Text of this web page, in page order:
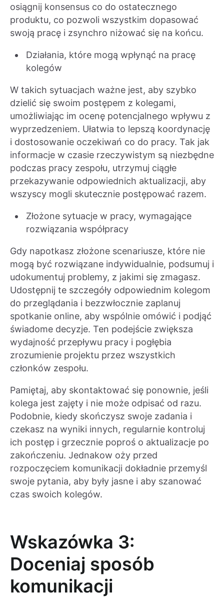
osiągnij konsensus co do ostatecznego
produktu, co pozwoli wszystkim dopasować
swoją pracę i zsynchro niżować się na końcu.
Działania, które mogą wpłynąć na pracę
kolegów
W takich sytuacjach ważne jest, aby szybko
dzielić się swoim postępem z kolegami,
umożliwiając im ocenę potencjalnego wpływu z
wyprzedzeniem. Ułatwia to lepszą koordynację
i dostosowanie oczekiwań co do pracy. Tak jak
informacje w czasie rzeczywistym są niezbędne
podczas pracy zespołu, utrzymuj ciągłe
przekazywanie odpowiednich aktualizacji, aby
wszyscy mogli skutecznie postępować razem.
Złożone sytuacje w pracy, wymagające
rozwiązania współpracy
Gdy napotkasz złożone scenariusze, które nie
mogą być rozwiązane indywidualnie, podsumuj i
udokumentuj problemy, z jakimi się zmagasz.
Udostępnij te szczegóły odpowiednim kolegom
do przeglądania i bezzwłocznie zaplanuj
spotkanie online, aby wspólnie omówić i podjąć
świadome decyzje. Ten podejście zwiększa
wydajność przepływu pracy i pogłębia
zrozumienie projektu przez wszystkich
członków zespołu.
Pamiętaj, aby skontaktować się ponownie, jeśli
kolega jest zajęty i nie może odpisać od razu.
Podobnie, kiedy skończysz swoje zadania i
czekasz na wyniki innych, regularnie kontroluj
ich postęp i grzecznie poproś o aktualizacje po
zakończeniu. Jednakow oży przed
rozpoczęciem komunikacji dokładnie przemyśl
swoje pytania, aby były jasne i aby szanować
czas swoich kolegów.
Wskazówka 3:
Doceniaj sposób
komunikacji